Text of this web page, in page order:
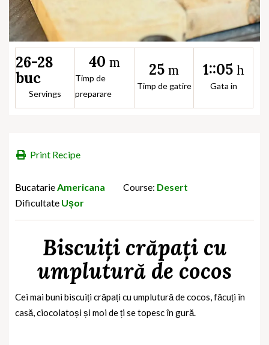
26-28
buc
Servings
40 m
Timp de
preparare
25 m
Timp de gatire
1::05 h
Gata in
Print Recipe
BucatarieAmericana Course: Desert
Dificultate Ușor
Biscuiți crăpați cu
umplutură de cocos
Cei mai buni biscuiți crăpați cu umplutură de cocos, făcuți în
casă, ciocolatoși și moi de ți se topesc în gură.